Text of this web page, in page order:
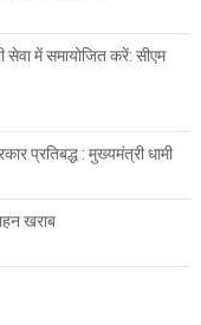
में समायोजित करें: सीएम
प्रतिबद्ध : मुख्यमंत्री धामी
खराब